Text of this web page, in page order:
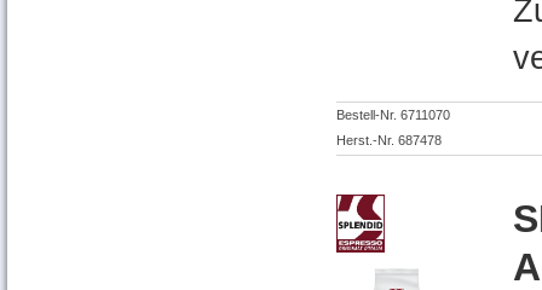
Bestell-Nr. 6711070
Herst.-Nr. 687478